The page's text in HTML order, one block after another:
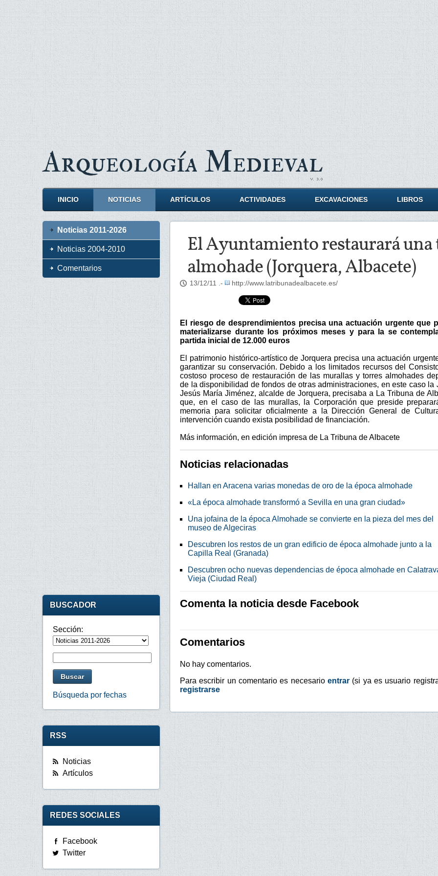
ArqueologíaMedieval
INICIO NOTICIAS ARTÍCULOS ACTIVIDADES EXCAVACIONES LIBROS
El Ayuntamiento restaurará una
almohade (Jorquera, Albacete)
13/12/11 .- http://www.latribunadealbacete.es/
El riesgo de desprendimientos precisa una actuación urgente que
materializarse durante los próximos meses y para la se
partida inicial de 12.000 euros
El patrimonio histórico-artístico de Jorquera precisa una actuación
garantizar su conservación. Debido a los limitados recursos del
costoso proceso de restauración de las murallas y torres almohades
de la disponibilidad de fondos de otras administraciones, en este caso la
Jesús María Jiménez, alcalde de Jorquera, precisaba a La Tribuna de
que, en el caso de las murallas, la Corporación que preside
memoria para solicitar oficialmente a la Dirección General de
intervención cuando exista posibilidad de financiación.
Más información, en edición impresa de La Tribuna de Albacete
Noticias relacionadas
Hallan en Aracena varias monedas de oro de la época almohade
«La época almohade transformó a Sevilla en una gran ciudad»
Una jofaina de la época Almohade se convierte en la pieza del mes del
museo de Algeciras
Descubren los restos de un gran edificio de época almohade junto a la
Capilla Real (Granada)
Descubren ocho nuevas dependencias de época almohade en
Vieja (Ciudad Real)
Comenta la noticia desde Facebook
Comentarios
No hay comentarios.
Para escribir un comentario es necesario entrar (si ya es usuario
registrarse
Noticias 2011-2026
Noticias 2004-2010
Comentarios
BUSCADOR
Sección:
Búsqueda por fechas
RSS
Noticias
Artículos
REDES SOCIALES
Facebook
Twitter